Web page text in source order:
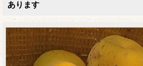
あります